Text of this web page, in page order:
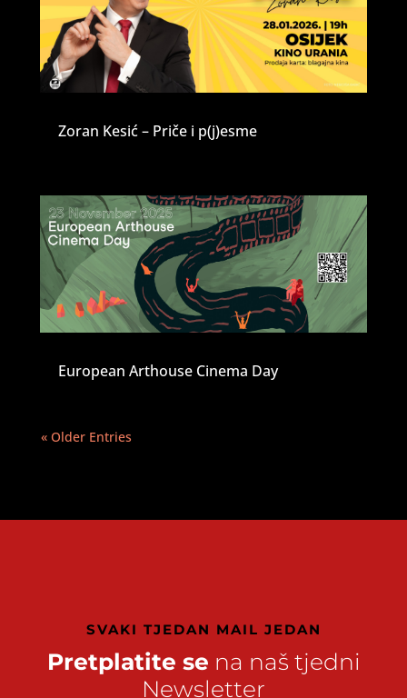
Zoran Kesić – Priče i p(j)esme
European Arthouse Cinema Day
« Older Entries
SVAKI TJEDAN MAIL JEDAN
Pretplatite se na naš tjedni
Newsletter